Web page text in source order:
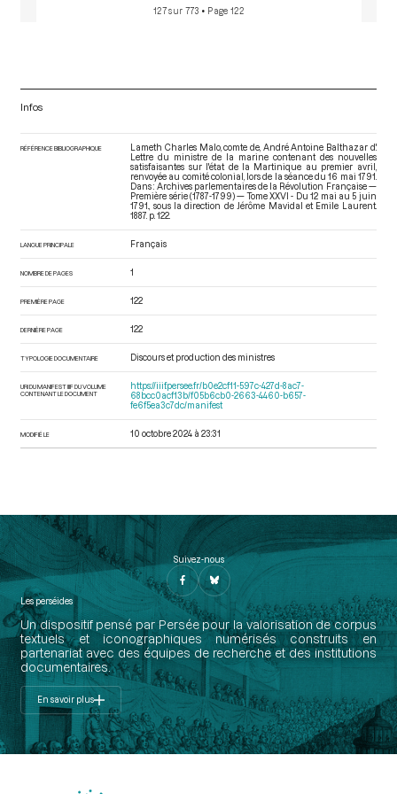
127 sur 773 • Page 122
Infos
RÉFÉRENCE BIBLIOGRAPHIQUE
Lameth Charles Malo, comte de, André Antoine Balthazar d'.
Lettre du ministre de la marine contenant des nouvelles
satisfaisantes sur l'état de la Martinique au premier avril,
renvoyée au comité colonial, lors de la séance du 16 mai 1791.
Dans : Archives parlementaires de la Révolution Française —
Première série (1787-1799) — Tome XXVI - Du 12 mai au 5 juin
1791.
, sous la direction de Jérôme Mavidal et Emile Laurent.
1887. p. 122.
LANGUE PRINCIPALE Français
NOMBRE DE PAGES 1
PREMIÈRE PAGE 122
DERNIÈRE PAGE 122
TYPOLOGIE DOCUMENTAIRE Discours et production des ministres
URI DU MANIFEST IIIF DU VOLUME
CONTENANT LE DOCUMENT
https://iiif.persee.fr/b0e2cf11-597c-427d-8ac7-
68bcc0acf13b/f05b6cb0-2663-4460-b657-
fe6f5ea3c7dc/manifest
MODIFIÉ LE 10 octobre 2024 à 23:31
Suivez-nous
Les perséides
Un dispositif pensé par Persée pour la valorisation de corpus
textuels et iconographiques numérisés construits en
partenariat avec des équipes de recherche et des institutions
documentaires.
En savoir plus